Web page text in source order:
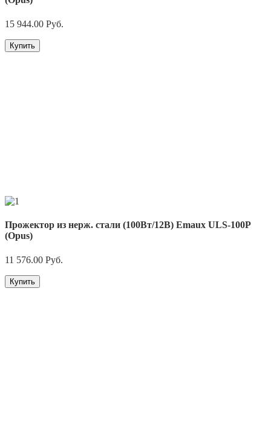
15 944.00 Руб.
Купить
Прожектор из нерж. стали (100Вт/12В) Emaux ULS-100P
(Opus)
11 576.00 Руб.
Купить